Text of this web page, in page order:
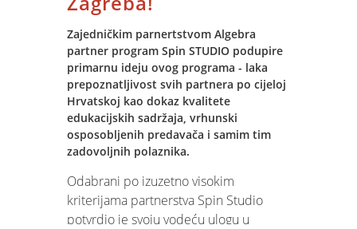
Zajedničkim parnertstvom Algebra
partner program Spin STUDIO podupire
primarnu ideju ovog programa - laka
prepoznatljivost svih partnera po cijeloj
Hrvatskoj kao dokaz kvalitete
edukacijskih sadržaja, vrhunski
osposobljenih predavača i samim tim
zadovoljnih polaznika.
Odabrani po izuzetno visokim
kriterijama partnerstva Spin Studio
potvrdio je svoju vodeću ulogu u